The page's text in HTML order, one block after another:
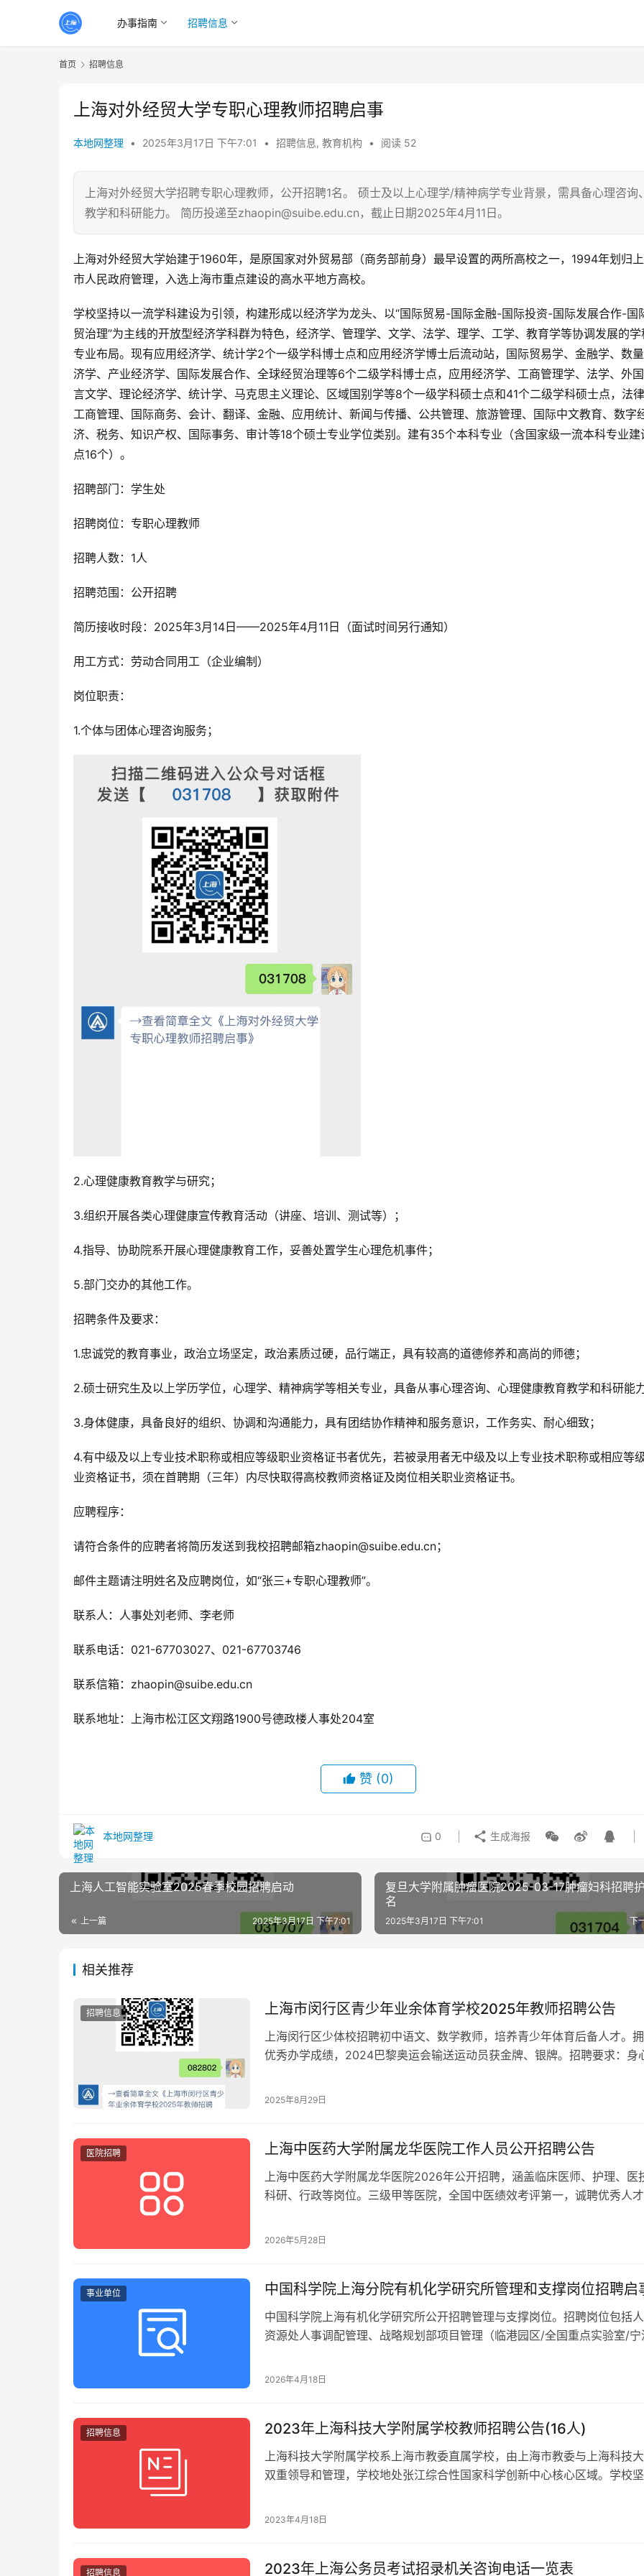
办事指南 招聘信息
首页 招聘信息
上海对外经贸大学专职心理教师招聘启事
本地网整理 • 2025年3月17日 下午7:01 • 招聘信息, 教育机构 • 阅读 52
上海对外经贸大学招聘专职心理教师，公开招聘1名。 硕士及以上心理学/精神病学专业背景，需具备心理咨询、
教学和科研能力。 简历投递至zhaopin@suibe.edu.cn，截止日期2025年4月11日。
上海对外经贸大学始建于1960年，是原国家对外贸易部（商务部前身）最早设置的两所高校之一，1994年划归
市人民政府管理，入选上海市重点建设的高水平地方高校。
学校坚持以一流学科建设为引领，构建形成以经济学为龙头、以“国际贸易-国际金融-国际投资-国际发展合作-国
贸治理”为主线的开放型经济学科群为特色，经济学、管理学、文学、法学、理学、工学、教育学等协调发展的学
专业布局。现有应用经济学、统计学2个一级学科博士点和应用经济学博士后流动站，国际贸易学、金融学、数
济学、产业经济学、国际发展合作、全球经贸治理等6个二级学科博士点，应用经济学、工商管理学、法学、外
言文学、理论经济学、统计学、马克思主义理论、区域国别学等8个一级学科硕士点和41个二级学科硕士点，法律
工商管理、国际商务、会计、翻译、金融、应用统计、新闻与传播、公共管理、旅游管理、国际中文教育、数字
济、税务、知识产权、国际事务、审计等18个硕士专业学位类别。建有35个本科专业（含国家级一流本科专业建
点16个）。
招聘部门：学生处
招聘岗位：专职心理教师
招聘人数：1人
招聘范围：公开招聘
简历接收时段：2025年3月14日——2025年4月11日（面试时间另行通知）
用工方式：劳动合同用工（企业编制）
岗位职责：
1.个体与团体心理咨询服务；
2.心理健康教育教学与研究；
3.组织开展各类心理健康宣传教育活动（讲座、培训、测试等）；
4.指导、协助院系开展心理健康教育工作，妥善处置学生心理危机事件；
5.部门交办的其他工作。
招聘条件及要求：
1.忠诚党的教育事业，政治立场坚定，政治素质过硬，品行端正，具有较高的道德修养和高尚的师德；
2.硕士研究生及以上学历学位，心理学、精神病学等相关专业，具备从事心理咨询、心理健康教育教学和科研能力
3.身体健康，具备良好的组织、协调和沟通能力，具有团结协作精神和服务意识，工作务实、耐心细致；
4.有中级及以上专业技术职称或相应等级职业资格证书者优先，若被录用者无中级及以上专业技术职称或相应等
业资格证书，须在首聘期（三年）内尽快取得高校教师资格证及岗位相关职业资格证书。
应聘程序：
请符合条件的应聘者将简历发送到我校招聘邮箱zhaopin@suibe.edu.cn；
邮件主题请注明姓名及应聘岗位，如“张三+专职心理教师”。
联系人：人事处刘老师、李老师
联系电话：021-67703027、021-67703746
联系信箱：zhaopin@suibe.edu.cn
联系地址：上海市松江区文翔路1900号德政楼人事处204室
赞 (0)
本地网整理 0 生成海报
上海人工智能实验室2025春季校园招聘启动
上一篇 2025年3月17日 下午7:01
复旦大学附属肿瘤医院2025-03-17肿瘤妇科招聘
名
下
2025年3月17日 下午7:01
相关推荐
招聘信息 上海市闵行区青少年业余体育学校2025年教师招聘公告
上海闵行区少体校招聘初中语文、数学教师，培养青少年体育后备人才。
优秀办学成绩，2024巴黎奥运会输送运动员获金牌、银牌。招聘要求：身
团队合作强。 符合闵行区教师招聘政策。
2025年8月29日
医院招聘 上海中医药大学附属龙华医院工作人员公开招聘公告
上海中医药大学附属龙华医院2026年公开招聘，涵盖临床医师、护理、医
科研、行政等岗位。三级甲等医院，全国中医绩效考评第一，诚聘优秀人才
2026年5月28日
事业单位 中国科学院上海分院有机化学研究所管理和支撑岗位招聘启
中国科学院上海有机化学研究所公开招聘管理与支撑岗位。招聘岗位包括
资源处人事调配管理、战略规划部项目管理（临港园区/全国重点实验室/宁
文字能力。寻找科研管理人才，投递简历请注明应聘岗位。
2026年4月18日
招聘信息 2023年上海科技大学附属学校教师招聘公告(16人)
上海科技大学附属学校系上海市教委直属学校，由上海市教委与上海科技
双重领导和管理，学校地处张江综合性国家科学创新中心核心区域。学校坚
2023年4月18日
招聘信息 2023年上海公务员考试招录机关咨询电话一览表